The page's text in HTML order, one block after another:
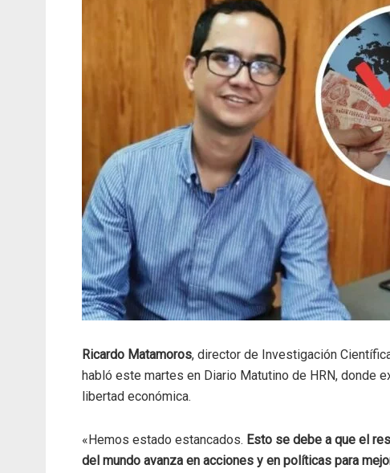
Ricardo Matamoros, director de Investigación
habló este martes en Diario Matutino de HRN, donde
libertad económica.
«Hemos estado estancados. Esto se debe a que el
del mundo avanza en acciones y en políticas para